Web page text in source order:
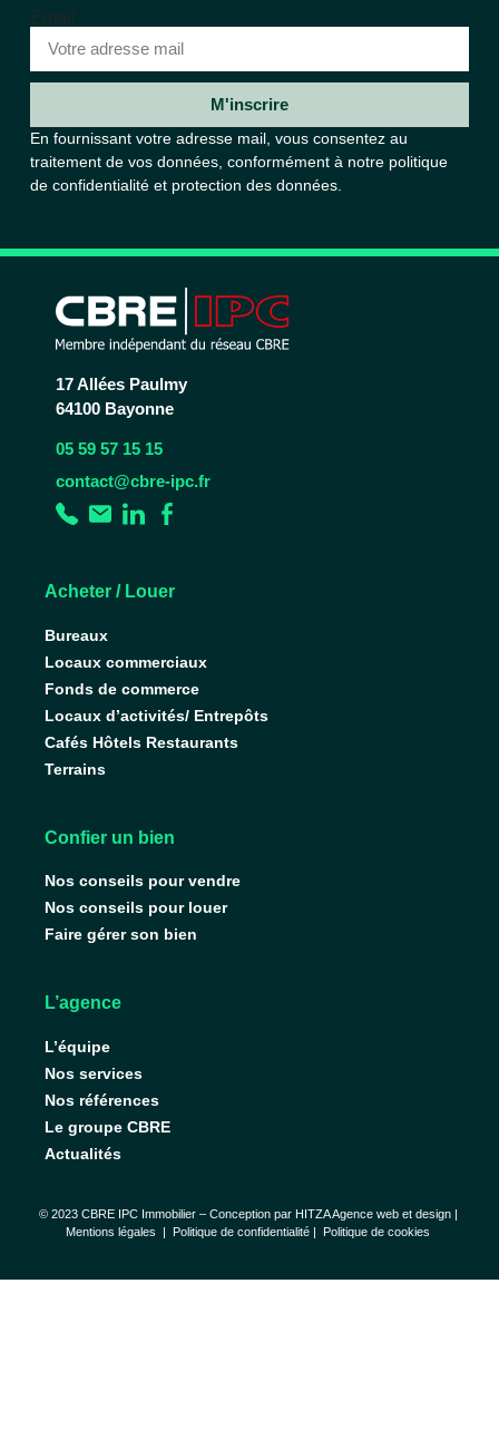
Email
M'inscrire
En fournissant votre adresse mail, vous consentez au
traitement de vos données, conformément à notre politique
de confidentialité et protection des données.
17 Allées Paulmy
64100 Bayonne
05 59 57 15 15
contact@cbre-ipc.fr
Acheter / Louer
Bureaux
Locaux commerciaux
Fonds de commerce
Locaux d’activités/ Entrepôts
Cafés Hôtels Restaurants
Terrains
Confier un bien
Nos conseils pour vendre
Nos conseils pour louer
Faire gérer son bien
L’agence
L’équipe
Nos services
Nos références
Le groupe CBRE
Actualités
© 2023 CBRE IPC Immobilier – Conception par HITZA Agence web et design|
Mentions légales | Politique de confidentialité | Politique de cookies